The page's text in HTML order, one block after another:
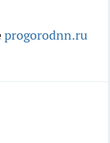
progorodnn.ru